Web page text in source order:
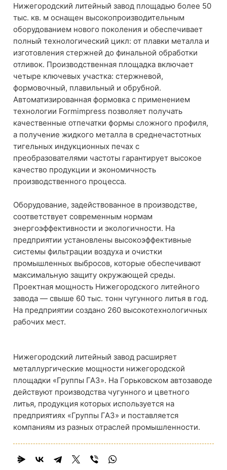
Нижегородский литейный завод площадью более 50
тыс. кв. м оснащен высокопроизводительным
оборудованием нового поколения и обеспечивает
полный технологический цикл: от плавки металла и
изготовления стержней до финальной обработки
отливок. Производственная площадка включает
четыре ключевых участка: стержневой,
формовочный, плавильный и обрубной.
Автоматизированная формовка с применением
технологии Formimpress позволяет получать
качественные отпечатки формы сложного профиля,
а получение жидкого металла в среднечастотных
тигельных индукционных печах с
преобразователями частоты гарантирует высокое
качество продукции и экономичность
производственного процесса.
Оборудование, задействованное в производстве,
соответствует современным нормам
энергоэффективности и экологичности. На
предприятии установлены высокоэффективные
системы фильтрации воздуха и очистки
промышленных выбросов, которые обеспечивают
максимальную защиту окружающей среды.
Проектная мощность Нижегородского литейного
завода — свыше 60 тыс. тонн чугунного литья в год.
На предприятии создано 260 высокотехнологичных
рабочих мест.
Нижегородский литейный завод расширяет
металлургические мощности нижегородской
площадки «Группы ГАЗ». На Горьковском автозаводе
действуют производства чугунного и цветного
литья, продукция которых используется на
предприятиях «Группы ГАЗ» и поставляется
компаниям из разных отраслей промышленности.